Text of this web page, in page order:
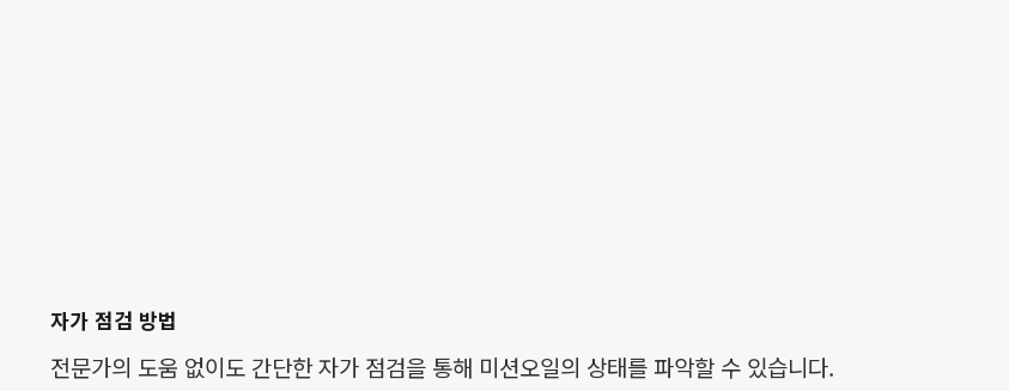
자가 점검 방법
전문가의 도움 없이도 간단한 자가 점검을 통해 미션오일의 상태를 파악할 수 있습니다.